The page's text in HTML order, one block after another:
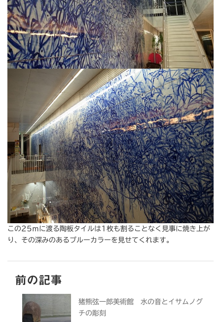
この25ｍに渡る陶板タイルは1枚も割ることなく見事に焼き上が
り、その深みのあるブルーカラーを見せてくれます。
前の記事
猪熊弦一郎美術館 水の音とイサムノグ
チの彫刻